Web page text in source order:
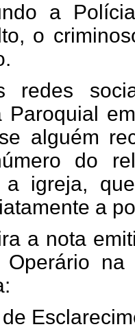
a
o
redes
Paroquial
alguém
do
a igreja,
a
a nota
Operário